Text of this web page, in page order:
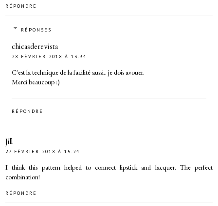
RÉPONDRE
RÉPONSES
chicasderevista
28 FÉVRIER 2018 À 13:34
C'est la technique de la facilité aussi.. je dois avouer.
Merci beaucoup :)
RÉPONDRE
Jill
27 FÉVRIER 2018 À 15:24
I think this pattern helped to connect lipstick and lacquer. The perfect
combination!
RÉPONDRE